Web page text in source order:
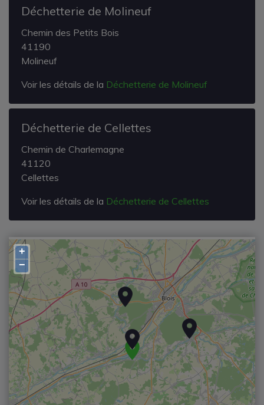
+
−
Déchetterie de Molineuf
Chemin des Petits Bois
41190
Molineuf
Voir les détails de la Déchetterie de Molineuf
Déchetterie de Cellettes
Chemin de Charlemagne
41120
Cellettes
Voir les détails de la Déchetterie de Cellettes